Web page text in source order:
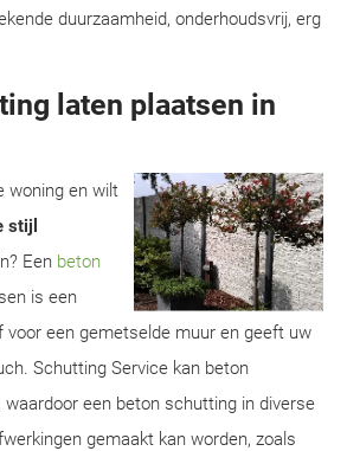
duurzaamheid, onderhoudsvrij, erg
laten plaatsen in
woning en wilt
stijl
Een beton
is een
voor een gemetselde muur en geeft uw
Schutting Service kan beton
waardoor een beton schutting in diverse
gemaakt kan worden, zoals